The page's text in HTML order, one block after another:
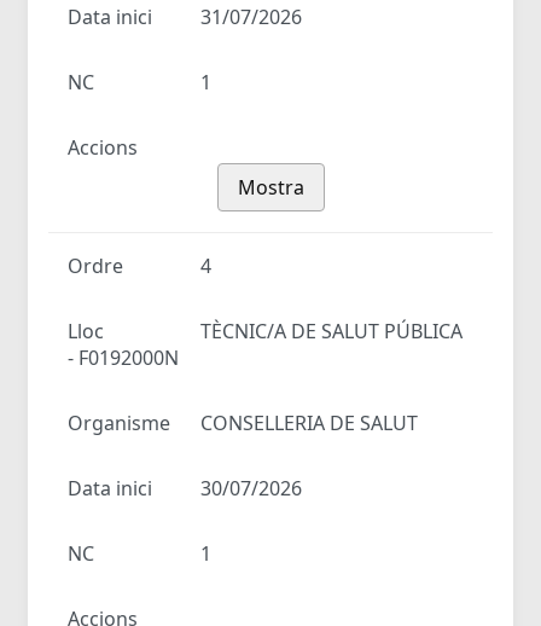
Data inici 31/07/2026
NC 1
Accions
Mostra
Ordre 4
Lloc
TÈCNIC/A DE SALUT PÚBLICA
- F0192000N
Organisme CONSELLERIA DE SALUT
Data inici 30/07/2026
NC 1
Accions